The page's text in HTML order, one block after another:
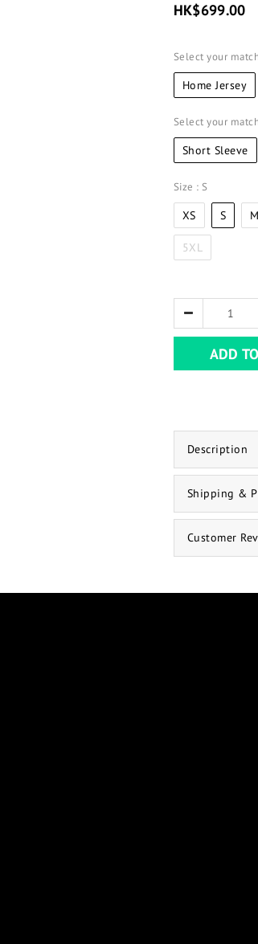
HK$699.00
Select your
Home Jersey
Select your
Short Sleeve
Size : S
XS S M
5XL
ADD
Description
Shipping &
Customer